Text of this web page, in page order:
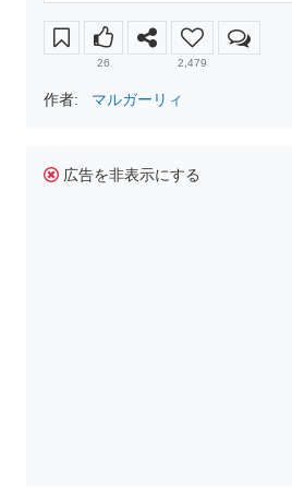
26 2,479
作者: マルガーリィ
広告を非表示にする